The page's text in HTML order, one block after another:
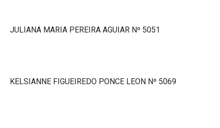
JULIANA MARIA PEREIRA AGUIAR Nº 5051
KELSIANNE FIGUEIREDO PONCE LEON Nº 5069